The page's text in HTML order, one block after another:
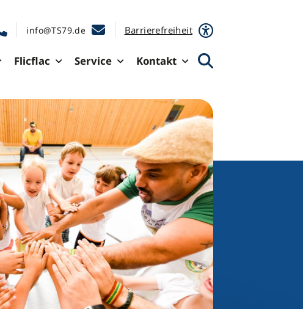
info@TS79.de Barrierefreiheit
Flicflac Service Kontakt